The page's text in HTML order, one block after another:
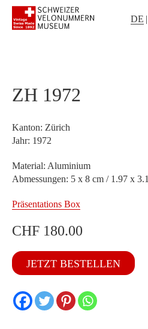
DE
ZH 1972
Kanton: Zürich
Jahr: 1972
Material: Aluminium
Abmessungen: 5 x 8 cm / 1.97 x
Präsentations Box
CHF 180.00
ZH
1972
Menge
JETZT BESTELLEN